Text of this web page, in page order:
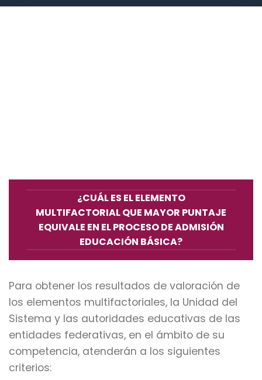
¿CUÁL ES EL ELEMENTO
MULTIFACTORIAL QUE MAYOR PUNTAJE
EQUIVALE EN EL PROCESO DE ADMISIÓN
EDUCACIÓN BÁSICA?
Para obtener los resultados de valoración de
los elementos multifactoriales, la Unidad del
Sistema y las autoridades educativas de las
entidades federativas, en el ámbito de su
competencia, atenderán a los siguientes
criterios: